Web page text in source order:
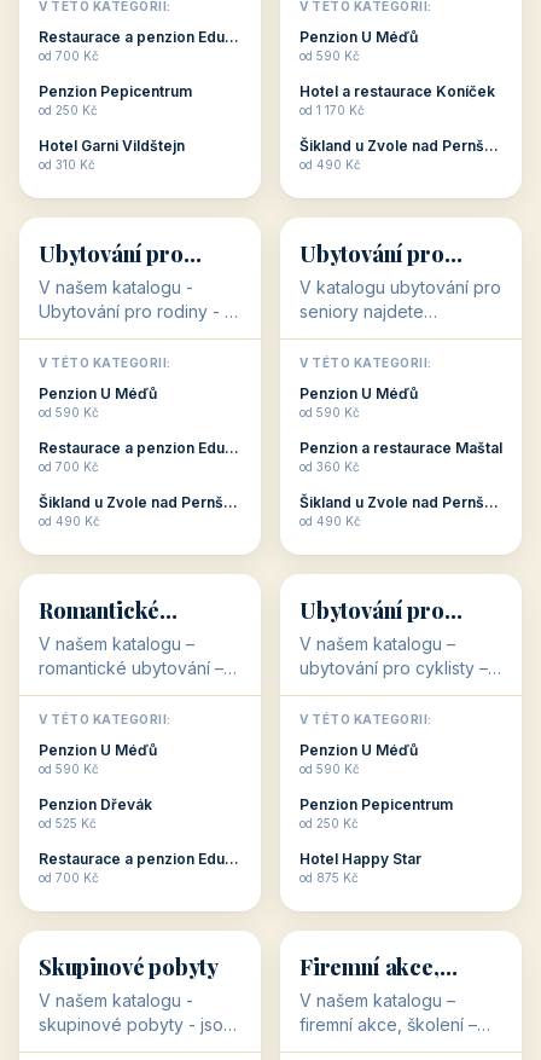
dovolenou přímo
souvisejí. Aktivní
odpočinek jso...
V TÉTO KATEGORII:
Restaurace a penzion Eduard
od 700 Kč
Penzion Pepicentrum
od 250 Kč
Hotel Garni Vildštejn
od 310 Kč
cenově dostupné
ubytování v ČR. Budete
c...
V TÉTO KATEGORII:
Penzion U Méďů
od 590 Kč
Hotel a restaurace Koníček
od 1 170 Kč
Šikland u Zvole nad Pernštejnem
od 490 Kč
👨‍👩‍👧‍👦
👨‍👩‍👧‍👦
34 objektů
Ubytování pro
rodiny
V našem katalogu -
Ubytování pro rodiny -
jsou pro Vás připraveny
objekty, které svojí
polohou či vybaveností,
nabízí klidné ubytování
V TÉTO KATEGORII:
Penzion U Méďů
od 590 Kč
Restaurace a penzion Eduard
od 700 Kč
Šikland u Zvole nad Pernštejnem
od 490 Kč
🧓
🧓
33 objektů
Ubytování pro
seniory
V katalogu ubytování pro
seniory najdete
penziony a hotely, které
jsou přizpůsobeny pro
ubytování klientů vyššího
věku. Některé z nich
V TÉTO KATEGORII:
Penzion U Méďů
od 590 Kč
Penzion a restaurace Maštal
od 360 Kč
Šikland u Zvole nad Pernštejnem
od 490 Kč
💕
💕
Romantické
ubytování
V našem katalogu –
romantické ubytování –
jsou pro Vás připraveny
objekty, které svojí
stavbou, polohou anebo
zaměřením nabízí
Romantické ...
V TÉTO KATEGORII:
Penzion U Méďů
od 590 Kč
Penzion Dřevák
od 525 Kč
Restaurace a penzion Eduard
od 700 Kč
🚴
🚴
32 objektů
Ubytování pro
cyklisty
V našem katalogu –
ubytování pro cyklisty –
jsou pro Vás připraveny
objekty, které jsou na
milovníky cykloturistiky
připraveny. Většinou mají
V TÉTO KATEGORII:
Penzion U Méďů
od 590 Kč
Penzion Pepicentrum
od 250 Kč
Hotel Happy Star
od 875 Kč
👥
👥
32 objektů
Skupinové pobyty
V našem katalogu -
skupinové pobyty - jsou
pro Vás připraveny
💼
💼
31 objektů
Firemní akce,
školení
V našem katalogu –
firemní akce, školení –
jsou pro Vás připraveny